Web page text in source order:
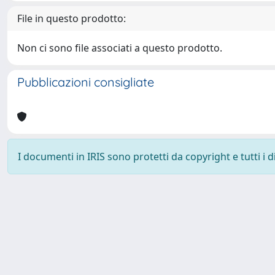
File in questo prodotto:
Non ci sono file associati a questo prodotto.
Pubblicazioni consigliate
I documenti in IRIS sono protetti da copyright e tutti i